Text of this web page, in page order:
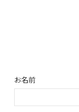
お名前